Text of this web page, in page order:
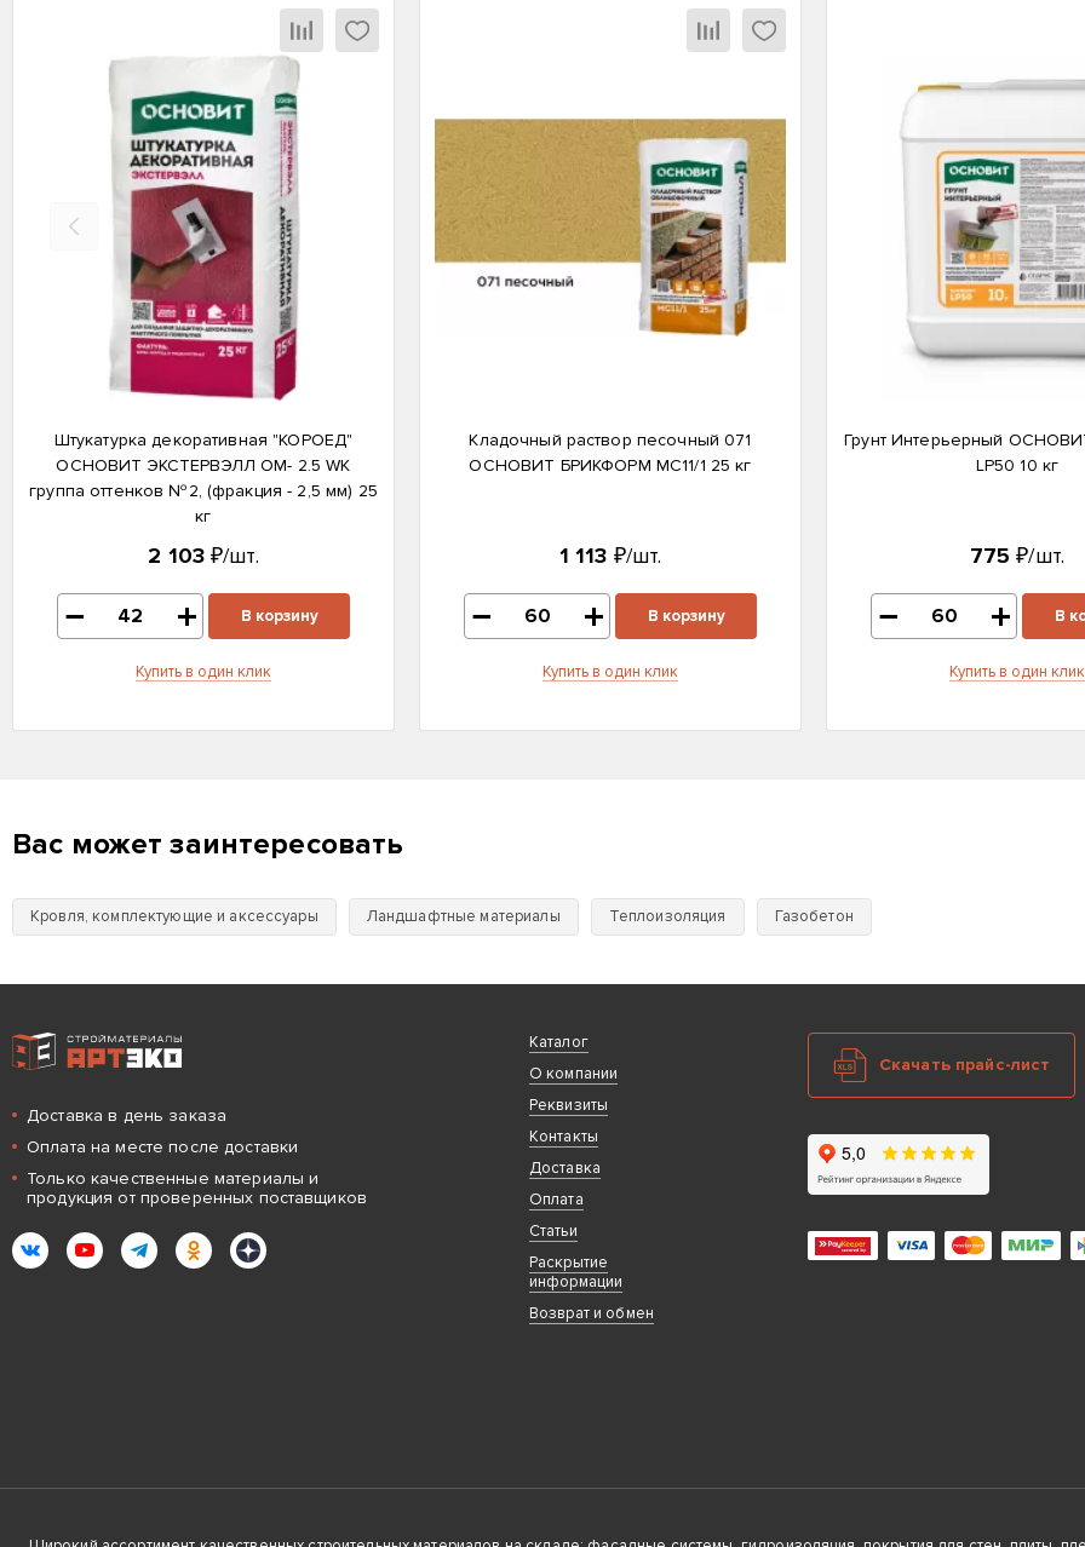
Штукатурка декоративная "КОРОЕД"
ОСНОВИТ ЭКСТЕРВЭЛЛ OM- 2.5 WK
группа оттенков №2, (фракция - 2,5 мм) 25
кг
2 103 ₽/шт.
В корзину
Купить в один клик
Кладочный раствор песочный 071
ОСНОВИТ БРИКФОРМ MC11/1 25 кг
1 113 ₽/шт.
В корзину
Купить в один клик
Грунт Интерьерный
LP50 10 кг
775 ₽/шт.
В
Купить в один клик
Назад
Вас может заинтересовать
Кровля, комплектующие и аксессуары Ландшафтные материалы Теплоизоляция Газобетон
Интернет-магазин строительных материалов «АРТЭКО»
Доставка в день заказа
Оплата на месте после доставки
Только качественные материалы и
продукция от проверенных поставщиков
ВКонтактеYouTubeTelegramОдноклассники
Яндекс.Дзен
Каталог
О компании
Реквизиты
Контакты
Доставка
Оплата
Статьи
Раскрытие
информации
Возврат и обмен
Скачать прайс-лист